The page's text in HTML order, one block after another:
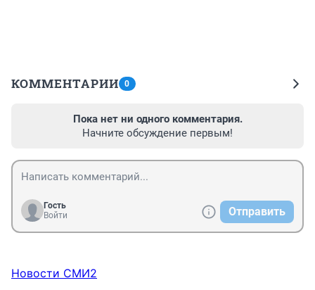
КОММЕНТАРИИ 0
Пока нет ни одного комментария.
Начните обсуждение первым!
Гость
Войти
Отправить
Новости СМИ2